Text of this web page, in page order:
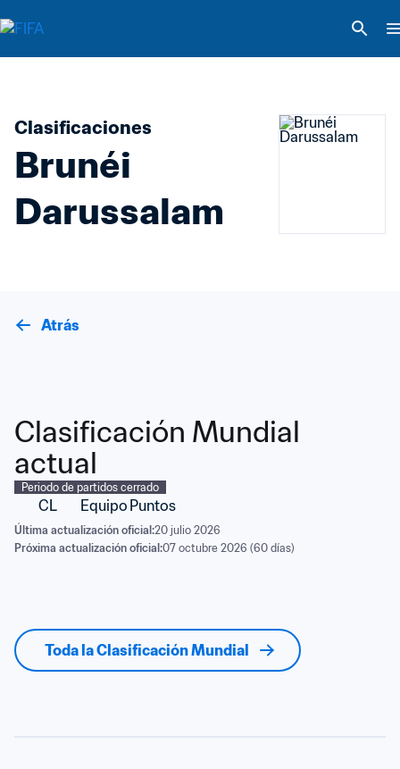
Clasificaciones
Brunéi
Darussalam
Atrás
Clasificación Mundial
actual
Periodo de partidos cerrado
CL Equipo Puntos
Última actualización oficial:20 julio 2026
Próxima actualización oficial:07 octubre 2026 (60 días)
Toda la Clasificación Mundial